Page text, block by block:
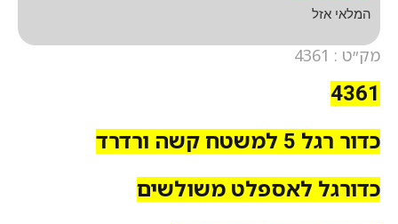
מק״ט : 4361
4361
כדור רגל 5 למשטח קשה ורדרד
כדורגל לאספלט משולשים
המלאי אזל